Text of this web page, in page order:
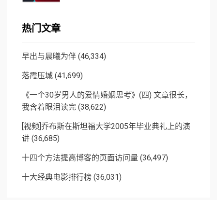
热门文章
早出与晨曦为伴 (46,334)
落霞压城 (41,699)
《一个30岁男人的爱情婚姻思考》(四) 文章很长，
我含着眼泪读完 (38,622)
[视频]乔布斯在斯坦福大学2005年毕业典礼上的演
讲 (36,685)
十四个方法提高博客的页面访问量 (36,497)
十大经典电影排行榜 (36,031)